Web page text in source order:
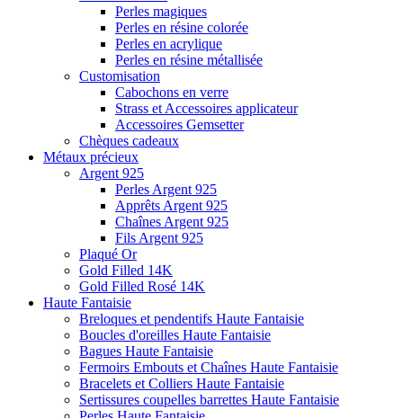
Perles magiques
Perles en résine colorée
Perles en acrylique
Perles en résine métallisée
Customisation
Cabochons en verre
Strass et Accessoires applicateur
Accessoires Gemsetter
Chèques cadeaux
Métaux précieux
Argent 925
Perles Argent 925
Apprêts Argent 925
Chaînes Argent 925
Fils Argent 925
Plaqué Or
Gold Filled 14K
Gold Filled Rosé 14K
Haute Fantaisie
Breloques et pendentifs Haute Fantaisie
Boucles d'oreilles Haute Fantaisie
Bagues Haute Fantaisie
Fermoirs Embouts et Chaînes Haute Fantaisie
Bracelets et Colliers Haute Fantaisie
Sertissures coupelles barrettes Haute Fantaisie